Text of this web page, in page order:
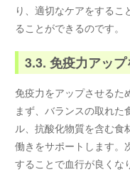
り、適切なケアをする
ることができるのです。
3.3. 免疫力アップ
免疫力をアップさせるた
まず、バランスの取れた
ル、抗酸化物質を含む食
働きをサポートします。
することで血行が良くな